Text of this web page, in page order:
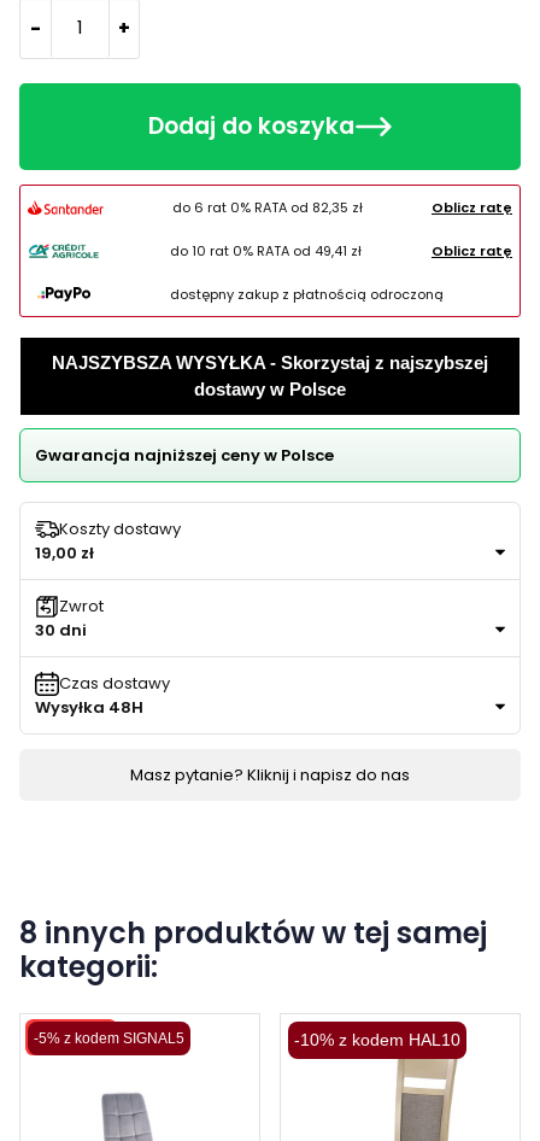
- +
Dodaj do koszyka
do 6 rat 0% RATA od 82,35 zł Oblicz ratę
do 10 rat 0% RATA od 49,41 zł Oblicz ratę
dostępny zakup z płatnością odroczoną
NAJSZYBSZA WYSYŁKA - Skorzystaj z najszybszej
dostawy w Polsce
Gwarancja najniższej ceny w Polsce
Koszty dostawy
19,00 zł
Zwrot
30 dni
Czas dostawy
Wysyłka 48H
Masz pytanie? Kliknij i napisz do nas
8 innych produktów w tej samej
kategorii:
-5% z kodem SIGNAL5
Wysyłka 48H -10% z kodem HAL10